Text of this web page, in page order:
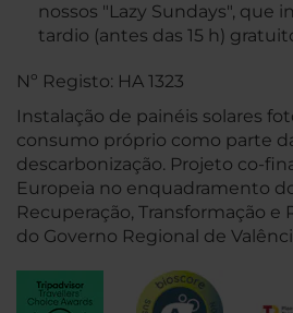
nossos "Lazy Sundays", que
tardio (antes das 15 h)
Nº Registo: HA 1323
Instalação de painéis solares
consumo próprio como parte
descarbonização. Projeto co-
Europeia no enquadramento
Recuperação, Transformação e
do Governo Regional de